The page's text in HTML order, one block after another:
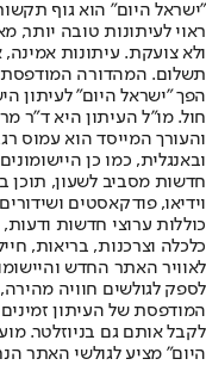
"ישראל היום" הוא גוף
ראוי לעיתונות טובה יותר,
ולא צועקת. עיתונות אמינה,
הפך "ישראל היום" לעיתון
חול. מו"ל העיתון היא ד"ר
והעורך המייסד הוא עמוס
חדשות מסביב לשעון, תוכן
וידיאו, פודקאסטים
כוללות ערוצי חדשות ודעות,
לאוויר האתר החדש
לספק לגולשים חוויה
המודפסת של העיתון
לקבל אותם גם בניוזלטר.
היום" מציע לגולשי האתר